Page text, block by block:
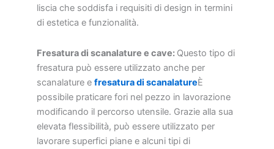
liscia che soddisfa i requisiti di design in termini
di estetica e funzionalità.
Fresatura di scanalature e cave: Questo tipo di
fresatura può essere utilizzato anche per
scanalature e fresatura di scanalatureÈ
possibile praticare fori nel pezzo in lavorazione
modificando il percorso utensile. Grazie alla sua
elevata flessibilità, può essere utilizzato per
lavorare superfici piane e alcuni tipi di